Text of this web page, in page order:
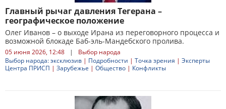
Главный рычаг давления Тегерана –
географическое положение
Олег Иванов – о выходе Ирана из переговорного процесса и
возможной блокаде Баб-эль-Мандебского пролива.
05 июня 2026, 12:48 |
Выбор народа
Выбор народа: эксклюзив | Подробности | Точка зрения | Эксперты
Центра ПРИСП | Зарубежье | Общество | Конфликты